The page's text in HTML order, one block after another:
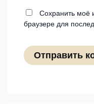
Сохранить моё
браузере для